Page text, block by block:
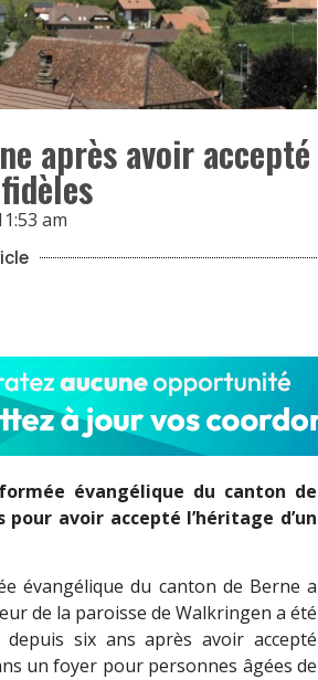
après avoir accepté
am
évangélique du canton de
avoir accepté l’héritage d’un
évangélique du canton de Berne a
de la paroisse de Walkringen a été
six ans après avoir accepté
un foyer pour personnes âgées de